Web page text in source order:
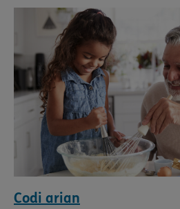
Codi arian